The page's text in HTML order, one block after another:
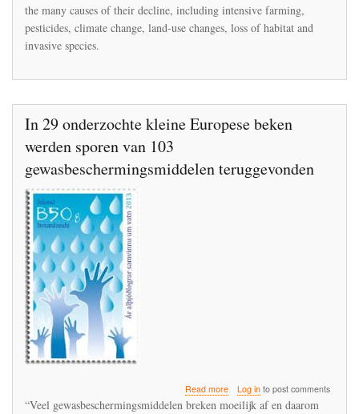
pesticides
the many causes of their decline, including intensive farming,
pesticides, climate change, land-use changes, loss of habitat and
invasive species.
In 29 onderzochte kleine Europese beken
werden sporen van 103
gewasbeschermingsmiddelen teruggevonden
Read moreabout
In
Log into post comments
“Veel gewasbeschermingsmiddelen breken moeilijk af en daarom